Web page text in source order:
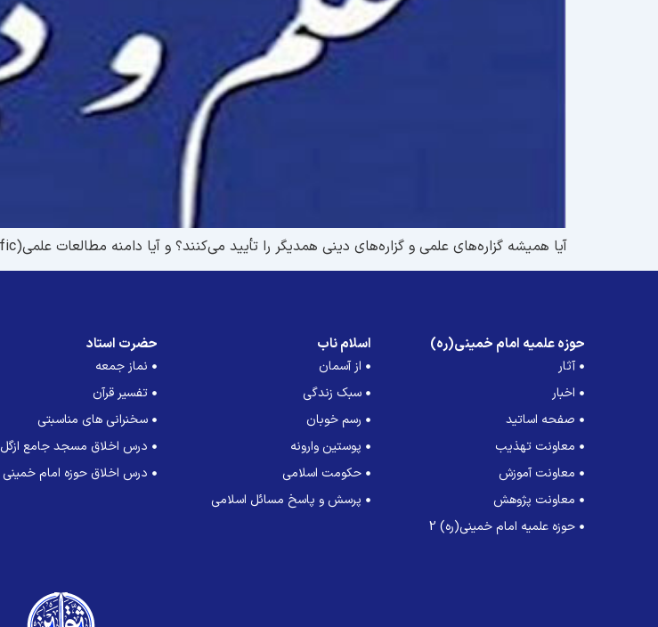
آیا همیشه گزاره‌های علمی و گزاره‌های دینی همدیگر را تأیید می‌کنند؟ و آیا دامنه مطالعات علمی(Scientific)، شامل تفسیر وحی نیز می‌شود؟
حوزه علمیه امام خمینی(ره)
آثار
اخبار
صفحه اساتید
معاونت تهذیب
معاونت آموزش
معاونت پژوهش
حوزه علمیه امام خمینی(ره) 2
اسلام ناب
از آسمان
سبک زندگی
رسم خوبان
پوستین وارونه
حکومت اسلامی
پرسش و پاسخ مسائل اسلامی
حضرت استاد
نماز جمعه
تفسیر قرآن
سخنرانی های مناسبتی
درس اخلاق مسجد جامع ازگل
درس اخلاق حوزه امام خمینی